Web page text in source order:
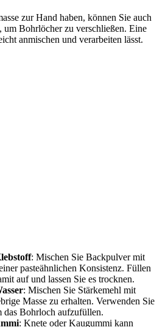
zur Hand haben, können Sie auch
um Bohrlöcher zu verschließen. Eine
anmischen und verarbeiten lässt.
: Mischen Sie Backpulver mit
pasteähnlichen Konsistenz. Füllen
auf und lassen Sie es trocknen.
: Mischen Sie Stärkemehl mit
Masse zu erhalten. Verwenden Sie
das Bohrloch aufzufüllen.
: Knete oder Kaugummi kann